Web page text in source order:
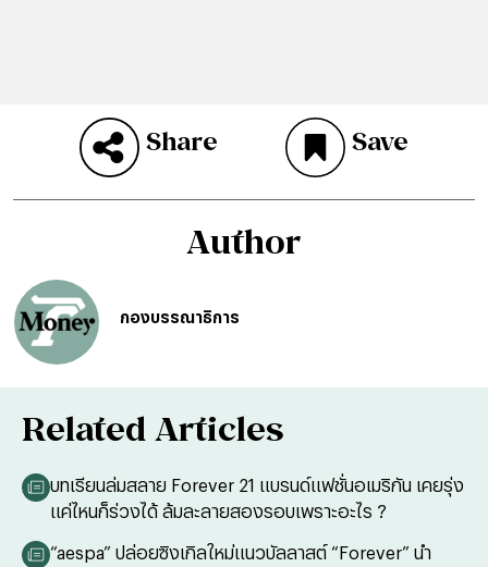
Share Save
Author
กองบรรณาธิการ
Related Articles
บทเรียนล่มสลาย Forever 21 แบรนด์แฟชั่นอเมริกัน เคยรุ่ง
แค่ไหนก็ร่วงได้ ล้มละลายสองรอบเพราะอะไร ?
“aespa” ปล่อยซิงเกิลใหม่แนวบัลลาสต์ “Forever” นำ